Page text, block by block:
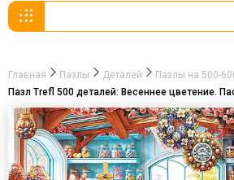
Главная Пазлы Деталей
Пазлы на 500-
Пазл Trefl 500 деталей: Весеннее цветение.